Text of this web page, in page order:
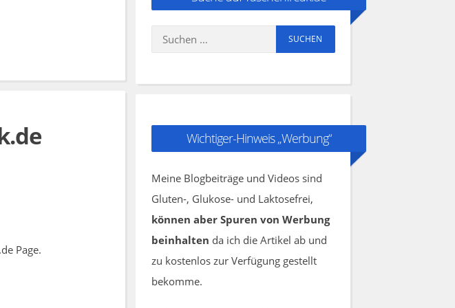
Page.
Suchen
nach:
Wichtiger-Hinweis „Werbung“
Meine Blogbeiträge und Videos sind
Gluten-, Glukose- und Laktosefrei,
können aber Spuren von Werbung
beinhalten da ich die Artikel ab und
zu kostenlos zur Verfügung gestellt
bekomme.